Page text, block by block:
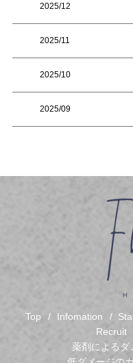
2025/12
2025/11
2025/10
2025/09
Top Infomation
Recruit
薬剤によるダ